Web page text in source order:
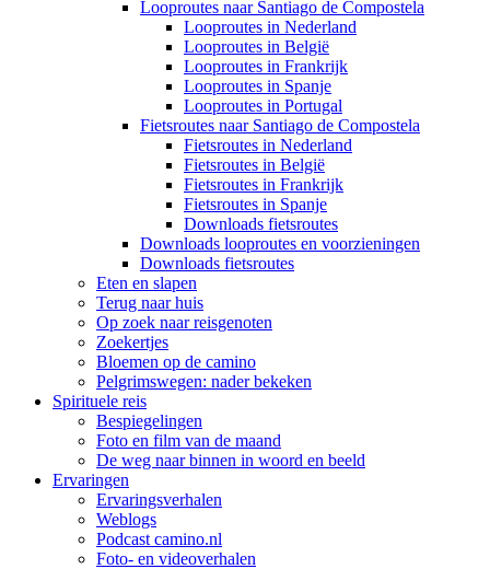
Looproutes naar Santiago de Compostela
Looproutes in Nederland
Looproutes in België
Looproutes in Frankrijk
Looproutes in Spanje
Looproutes in Portugal
Fietsroutes naar Santiago de Compostela
Fietsroutes in Nederland
Fietsroutes in België
Fietsroutes in Frankrijk
Fietsroutes in Spanje
Downloads fietsroutes
Downloads looproutes en voorzieningen
Downloads fietsroutes
Eten en slapen
Terug naar huis
Op zoek naar reisgenoten
Zoekertjes
Bloemen op de camino
Pelgrimswegen: nader bekeken
Spirituele reis
Bespiegelingen
Foto en film van de maand
De weg naar binnen in woord en beeld
Ervaringen
Ervaringsverhalen
Weblogs
Podcast camino.nl
Foto- en videoverhalen